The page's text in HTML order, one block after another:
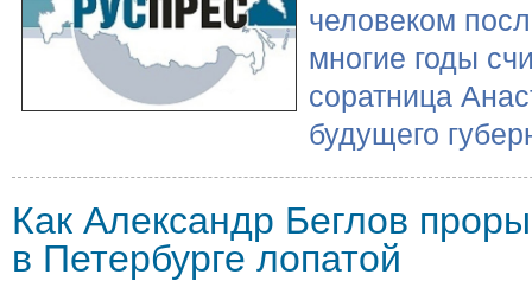
человеком
многие годы
соратница
будущего
Как Александр Беглов
в Петербурге лопатой